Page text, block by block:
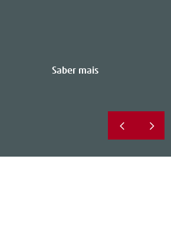
Saber mais